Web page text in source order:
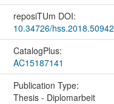
reposiTUm DOI:
10.34726/hss.2018.50942
CatalogPlus:
AC15187141
Publication Type:
Thesis - Diplomarbeit